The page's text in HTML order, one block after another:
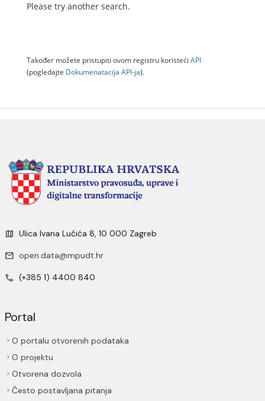
Please try another search.
Također možete pristupiti ovom registru koristeći API
(pogledajte Dokumenаtаcijа API-jа).